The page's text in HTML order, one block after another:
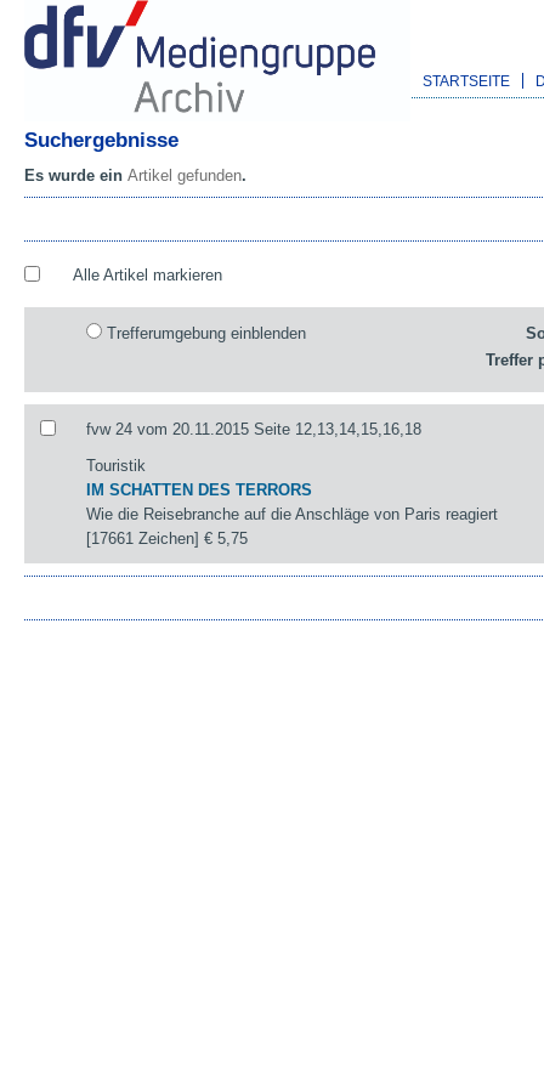
STARTSEITE
Suchergebnisse
Es wurde ein Artikel gefunden.
Alle Artikel markieren
Trefferumgebung einblenden
Treffer
fvw 24 vom 20.11.2015 Seite 12,13,14,15,16,18
Touristik
IM SCHATTEN DES TERRORS
Wie die Reisebranche auf die Anschläge von Paris reagiert
[17661 Zeichen]€ 5,75